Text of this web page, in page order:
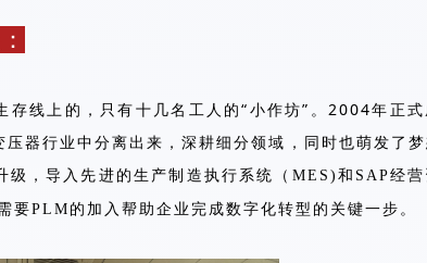
线上的，只有十几名工人的“小作坊”。2004年正式
器行业中分离出来，深耕细分领域，同时也萌发了
，导入先进的生产制造执行系统（MES)和SAP经营
要PLM的加入帮助企业完成数字化转型的关键一步。